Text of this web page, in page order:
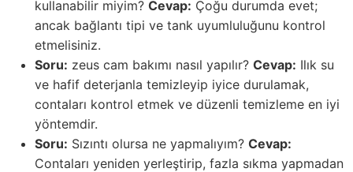
kullanabilir miyim? Cevap: Çoğu durumda evet;
ancak bağlantı tipi ve tank uyumluluğunu kontrol
etmelisiniz.
Soru: zeus cam bakımı nasıl yapılır? Cevap: Ilık su
ve hafif deterjanla temizleyip iyice durulamak,
contaları kontrol etmek ve düzenli temizleme en iyi
yöntemdir.
Soru: Sızıntı olursa ne yapmalıyım? Cevap:
Contaları yeniden yerleştirip, fazla sıkma yapmadan